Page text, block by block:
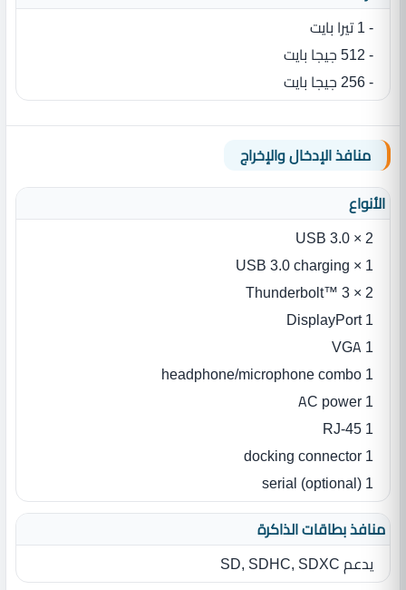
- 1 تيرا بايت
- 512 جيجا بايت
- 256 جيجا بايت
منافذ الإدخال والإخراج
الأنواع
2 × USB 3.0
1 × USB 3.0 charging
2 × Thunderbolt™ 3
1 DisplayPort
1 VGA
1 headphone/microphone combo
1 AC power
1 RJ-45
1 docking connector
1 serial (optional)
منافذ بطاقات الذاكرة
يدعم SD, SDHC, SDXC